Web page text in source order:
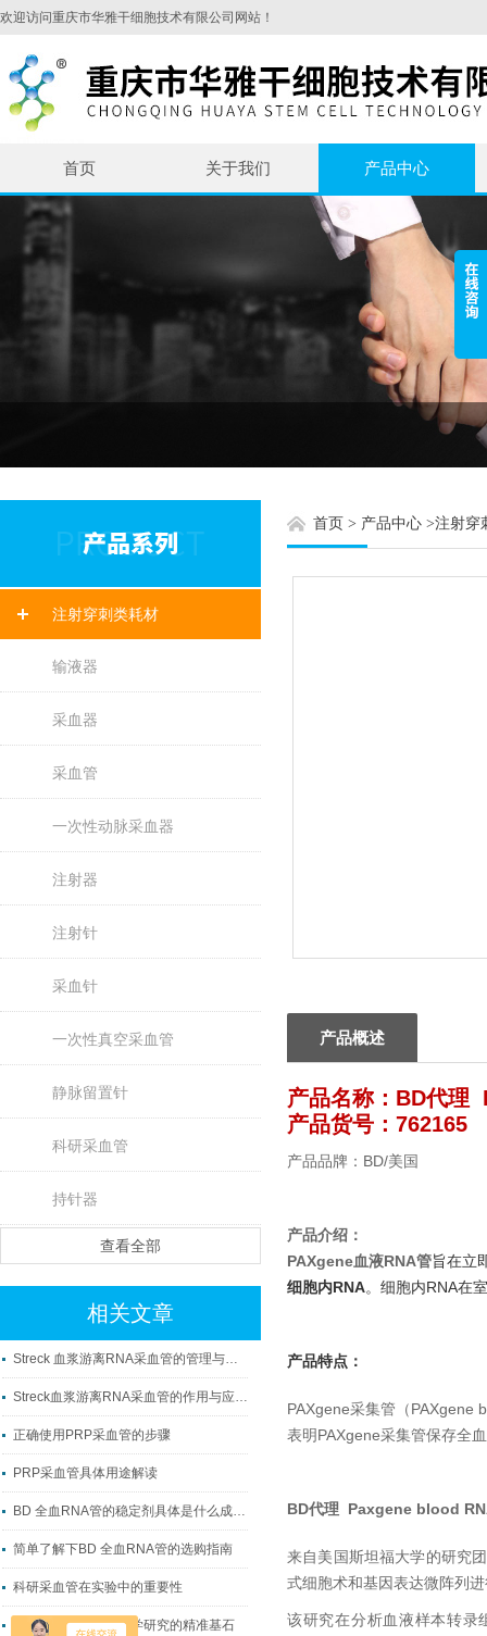
欢迎访问重庆市华雅干细胞技术有限公司网站！
首页 关于我们 产品中心
注射穿刺类耗材
输液器
采血器
采血管
一次性动脉采血器
注射器
注射针
采血针
一次性真空采血管
静脉留置针
科研采血管
持针器
查看全部
相关文章
Streck 血浆游离RNA采血管的管理与使用
Streck血浆游离RNA采血管的作用与应用科普
正确使用PRP采血管的步骤
PRP采血管具体用途解读
BD 全血RNA管的稳定剂具体是什么成分？
简单了解下BD 全血RNA管的选购指南
科研采血管在实验中的重要性
科研采血管：生命科学研究的精准基石
首页 > 产品中心 >注射穿
产品概述
产品名称：BD代理
产品货号：762165
产品品牌：BD/美国
产品介绍：
PAXgene血液RNA管旨在立
细胞内RNA。细胞内RNA在
产品特点：
PAXgene采集管（PAXgene
表明PAXgene采集管保存全
BD代理 Paxgene blood
来自美国斯坦福大学的研究
式细胞术和基因表达微阵列
该研究在分析血液样本转录